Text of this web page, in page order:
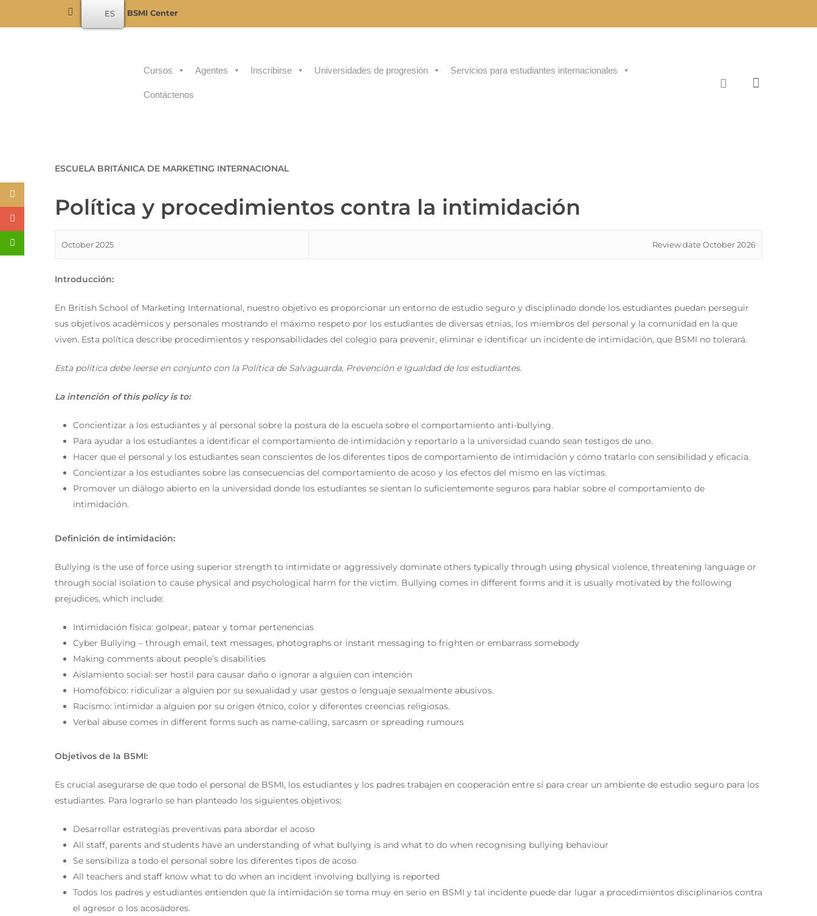
Presiona enter para buscar o ESC para cerrar
Become a BSMI Center
Cursos Agentes Inscribirse Universidades de progresión Servicios para estudiantes internacionales
Contáctenos
ESCUELA BRITÁNICA DE MARKETING INTERNACIONAL
Política y procedimientos contra la intimidación
October 2025 Review date October 2026
Introducción:
En British School of Marketing International, nuestro objetivo es proporcionar un entorno de estudio seguro y disciplinado donde los estudiantes puedan perseguir
sus objetivos académicos y personales mostrando el máximo respeto por los estudiantes de diversas etnias, los miembros del personal y la comunidad en la que
viven. Esta política describe procedimientos y responsabilidades del colegio para prevenir, eliminar e identificar un incidente de intimidación, que BSMI no tolerará.
Esta política debe leerse en conjunto con la Política de Salvaguarda, Prevención e Igualdad de los estudiantes.
La intención of this policy is to:
Concientizar a los estudiantes y al personal sobre la postura de la escuela sobre el comportamiento anti-bullying.
Para ayudar a los estudiantes a identificar el comportamiento de intimidación y reportarlo a la universidad cuando sean testigos de uno.
Hacer que el personal y los estudiantes sean conscientes de los diferentes tipos de comportamiento de intimidación y cómo tratarlo con sensibilidad y eficacia.
Concientizar a los estudiantes sobre las consecuencias del comportamiento de acoso y los efectos del mismo en las víctimas.
Promover un diálogo abierto en la universidad donde los estudiantes se sientan lo suficientemente seguros para hablar sobre el comportamiento de
intimidación.
Definición de intimidación:
Bullying is the use of force using superior strength to intimidate or aggressively dominate others typically through using physical violence, threatening language or
through social isolation to cause physical and psychological harm for the victim. Bullying comes in different forms and it is usually motivated by the following
prejudices, which include:
Intimidación física: golpear, patear y tomar pertenencias
Cyber Bullying – through email, text messages, photographs or instant messaging to frighten or embarrass somebody
Making comments about people’s disabilities
Aislamiento social: ser hostil para causar daño o ignorar a alguien con intención
Homofóbico: ridiculizar a alguien por su sexualidad y usar gestos o lenguaje sexualmente abusivos.
Racismo: intimidar a alguien por su origen étnico, color y diferentes creencias religiosas.
Verbal abuse comes in different forms such as name-calling, sarcasm or spreading rumours
Objetivos de la BSMI:
Es crucial asegurarse de que todo el personal de BSMI, los estudiantes y los padres trabajen en cooperación entre sí para crear un ambiente de estudio seguro para los
estudiantes. Para lograrlo se han planteado los siguientes objetivos;
Desarrollar estrategias preventivas para abordar el acoso
All staff, parents and students have an understanding of what bullying is and what to do when recognising bullying behaviour
Se sensibiliza a todo el personal sobre los diferentes tipos de acoso
All teachers and staff know what to do when an incident involving bullying is reported
Todos los padres y estudiantes entienden que la intimidación se toma muy en serio en BSMI y tal incidente puede dar lugar a procedimientos disciplinarios contra
el agresor o los acosadores.
ES